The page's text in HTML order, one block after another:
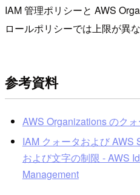
IAM 管理ポリシーと AWS
ロールポリシーでは上限が異
参考資料
AWS Organizations のク
IAM クォータおよび AWS
および文字の制限 - AWS
Management